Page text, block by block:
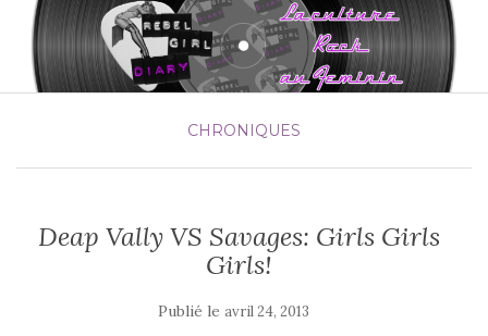
CHRONIQUES
Deap Vally VS Savages: Girls Girls
Girls!
Publié le avril 24, 2013